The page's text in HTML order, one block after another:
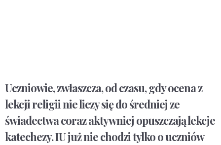
Uczniowie, zwłaszcza, od czasu, gdy ocena z
lekcji religii nie liczy się do średniej ze
świadectwa coraz aktywniej opuszczają lekcje
katechezy. IU już nie chodzi tylko o uczniów